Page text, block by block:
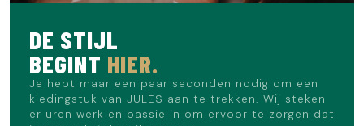
DE STIJL
BEGINT HIER.
Je hebt maar een paar seconden nodig om een
kledingstuk van JULES aan te trekken. Wij steken
er uren werk en passie in om ervoor te zorgen dat